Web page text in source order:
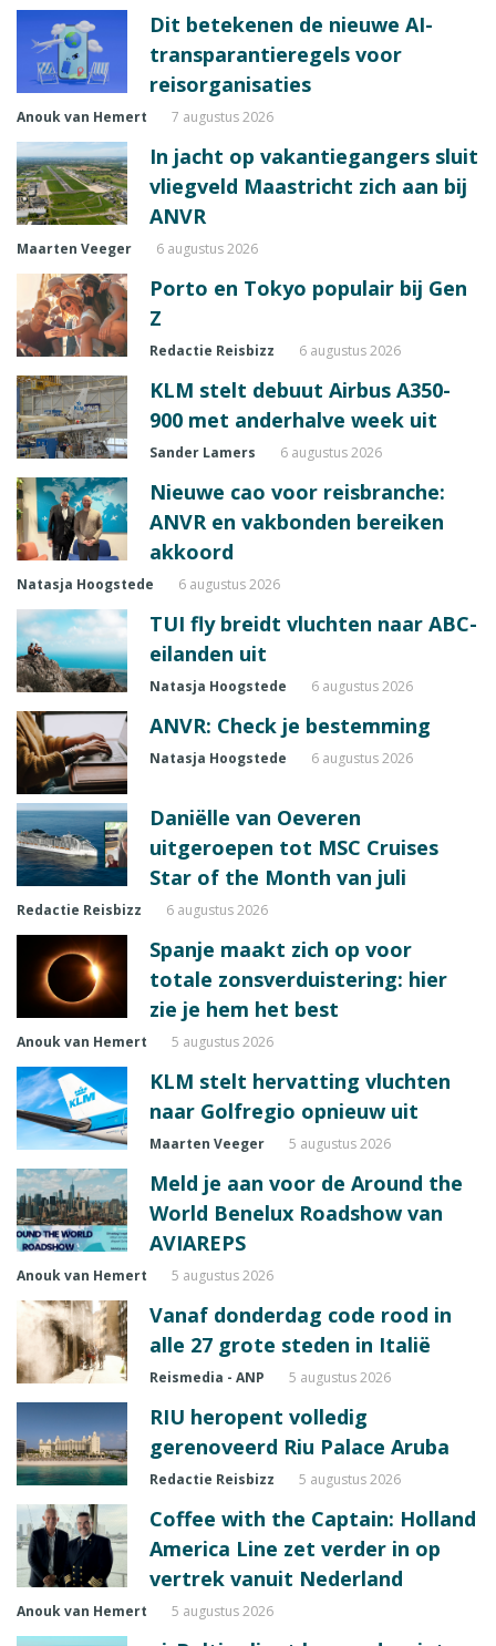
Dit betekenen de nieuwe AI-
transparantieregels voor
reisorganisaties
Anouk van Hemert 7 augustus 2026
In jacht op vakantiegangers sluit
vliegveld Maastricht zich aan bij
ANVR
Maarten Veeger 6 augustus 2026
Porto en Tokyo populair bij Gen
Z
Redactie Reisbizz 6 augustus 2026
KLM stelt debuut Airbus A350-
900 met anderhalve week uit
Sander Lamers 6 augustus 2026
Nieuwe cao voor reisbranche:
ANVR en vakbonden bereiken
akkoord
Natasja Hoogstede 6 augustus 2026
TUI fly breidt vluchten naar ABC-
eilanden uit
Natasja Hoogstede 6 augustus 2026
ANVR: Check je bestemming
Natasja Hoogstede 6 augustus 2026
Daniëlle van Oeveren
uitgeroepen tot MSC Cruises
Star of the Month van juli
Redactie Reisbizz 6 augustus 2026
Spanje maakt zich op voor
totale zonsverduistering: hier
zie je hem het best
Anouk van Hemert 5 augustus 2026
KLM stelt hervatting vluchten
naar Golfregio opnieuw uit
Maarten Veeger 5 augustus 2026
Meld je aan voor de Around the
World Benelux Roadshow van
AVIAREPS
Anouk van Hemert 5 augustus 2026
Vanaf donderdag code rood in
alle 27 grote steden in Italië
Reismedia - ANP 5 augustus 2026
RIU heropent volledig
gerenoveerd Riu Palace Aruba
Redactie Reisbizz 5 augustus 2026
Coffee with the Captain: Holland
America Line zet verder in op
vertrek vanuit Nederland
Anouk van Hemert 5 augustus 2026